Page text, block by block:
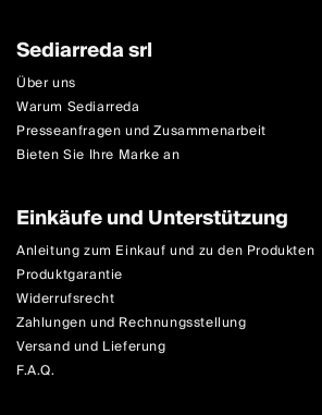
Sediarreda srl
Über uns
Warum Sediarreda
Presseanfragen und Zusammenarbeit
Bieten Sie Ihre Marke an
Einkäufe und Unterstützung
Anleitung zum Einkauf und zu den Produkten
Produktgarantie
Widerrufsrecht
Zahlungen und Rechnungsstellung
Versand und Lieferung
F.A.Q.